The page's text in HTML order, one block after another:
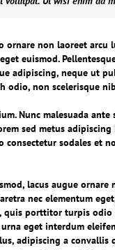
non laoreet arcu
euismod.
adipiscing, neque ut
odio, non scelerisque
Nunc malesuada
sed metus
consectetur sodales et
lacus augue ornare
nec elementum
quis porttitor turpis
eget interdum
adipiscing a